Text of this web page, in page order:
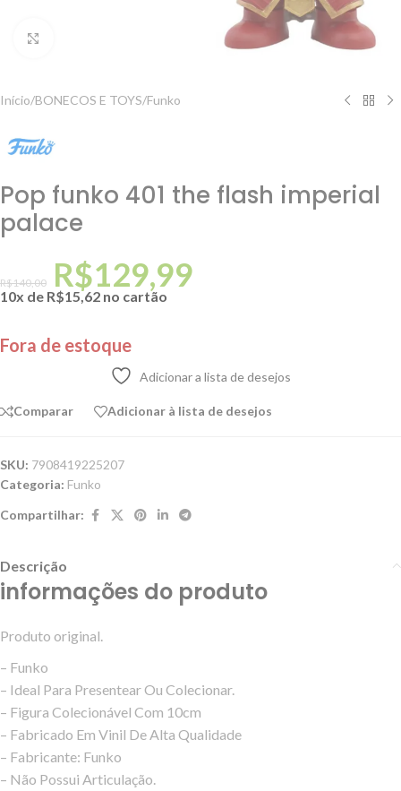
Início/BONECOS E TOYS/Funko
Pop funko 401 the flash imperial
palace
R$140,00 R$129,99
10x de R$15,62 no cartão
Fora de estoque
Adicionar a lista de desejos
Comparar Adicionar à lista de desejos
SKU: 7908419225207
Categoria: Funko
Compartilhar:
Descrição
informações do produto
Produto original.
– Funko
– Ideal Para Presentear Ou Colecionar.
– Figura Colecionável Com 10cm
– Fabricado Em Vinil De Alta Qualidade
– Fabricante: Funko
– Não Possui Articulação.